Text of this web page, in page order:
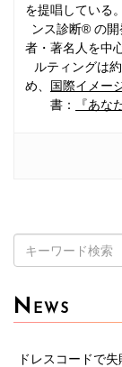
を提唱している
ンス診断® の
者・著名人を中
ルティングは
め、 国際イメー
書：
『あな
索:
N EWS
ドレスコードで